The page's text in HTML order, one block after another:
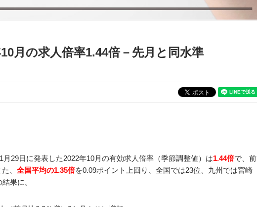
月の求人倍率1.44倍－先月と同水準
月29日に発表した2022年10月の有効求人倍率（季節調整値）は1.44倍で、前
、 全国平均の1.35倍を0.09ポイント上回り、全国では23位、九州では宮崎
果に。